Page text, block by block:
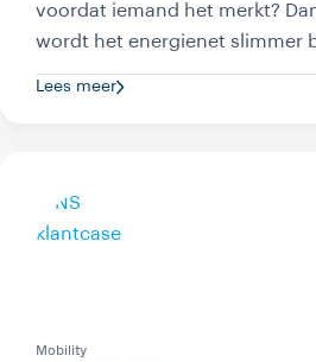
voordat iemand het merkt?
wordt het energienet slimmer
Lees meer
Mobility